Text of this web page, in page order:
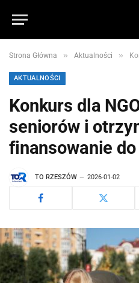
Strona Główna » Aktualności »
AKTUALNOŚCI
Konkurs dla
seniorów i
finansowanie do
TO RZESZÓW 2026-01-02